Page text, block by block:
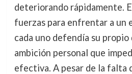
deteriorando rápidamente.
fuerzas para enfrentar a un
cada uno defendía su propio
ambición personal que
efectiva. A pesar de la falta